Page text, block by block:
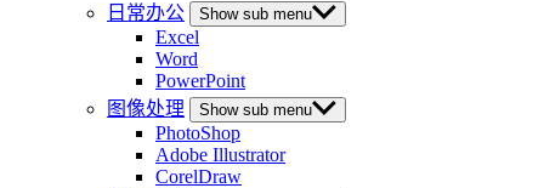
日常办公
Show sub menu
Excel
Word
PowerPoint
图像处理
Show sub menu
PhotoShop
Adobe Illustrator
CorelDraw